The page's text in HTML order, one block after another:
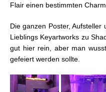
Flair einen bestimmten
Die ganzen Poster,
Lieblings Keyartworks zu
gut hier rein, aber man
gefeiert werden sollte.